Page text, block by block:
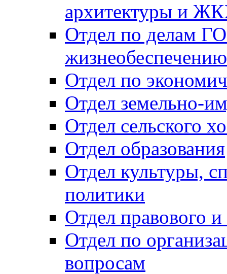
архитектуры и
Отдел по делам
Отдел по
Отдел земельно-
Отдел сельского
Отдел образования
Отдел культуры,
политики
Отдел правового
Отдел по
вопросам